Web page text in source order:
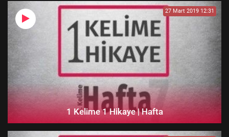
27 Mart 2019 12:31
1 Kelime 1 Hikaye | Hafta